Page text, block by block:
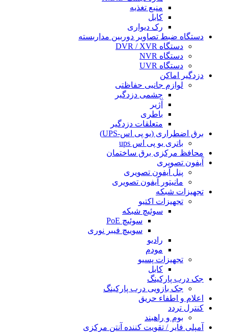
منبع تغذیه
کابل
رک دیواری
دستگاه ضبط تصاویر دوربین مداربسته
دستگاه DVR / XVR
دستگاه NVR
دستگاه UVR
دزدگیر اماکن
لوازم جانبی حفاظتی
چشمی دزدگیر
آژیر
باطری
متعلقات دزدگیر
برق اضطراری (یو پی اس-UPS)
باتری یو پی اس ups
محافظ مرکزی برق ساختمان
آیفون تصویری
پنل آیفون تصویری
مانیتور آیفون تصویری
تجهیزات شبکه
تجهیزات اکتیو
سوئیچ شبکه
سوئیچ PoE
سوییچ فیبر نوری
رادیو
مودم
تجهیزات پسیو
کابل
جک درب پارکینگ
جک بازویی درب پارکینگ
اعلام و اطفاء حریق
کنترل تردد
بوم و راهبند
آمپلی فایر / تقویت کننده آنتن مرکزی